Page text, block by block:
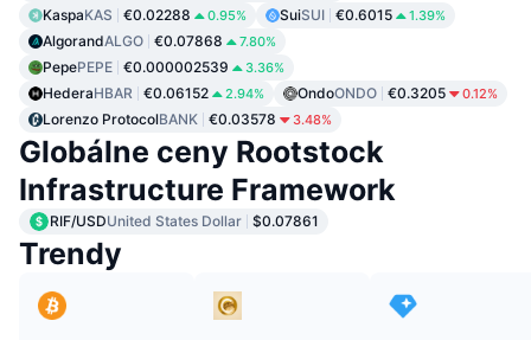
KaspaKAS €0.02288 0.95% SuiSUI €0.6015 1.39%
AlgorandALGO €0.07868 7.80%
PepePEPE €0.000002539 3.36%
HederaHBAR €0.06152 2.94% OndoONDO €0.3205 0.12%
Lorenzo ProtocolBANK €0.03578 3.48%
Globálne ceny Rootstock
Infrastructure Framework
RIF/USDUnited States Dollar $0.07861
Trendy